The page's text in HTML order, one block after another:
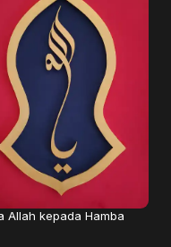
Allah kepada Hamba